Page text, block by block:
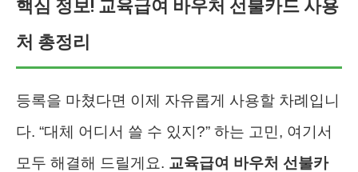
핵심 정보! 교육급여 바우처 선불카드 사용
처 총정리
등록을 마쳤다면 이제 자유롭게 사용할 차례입니
다. “대체 어디서 쓸 수 있지?” 하는 고민, 여기서
모두 해결해 드릴게요. 교육급여 바우처 선불카